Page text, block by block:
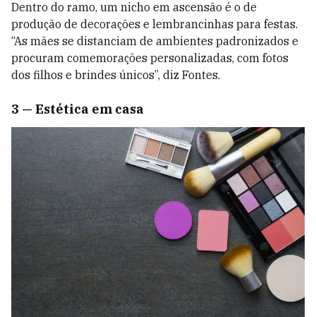
Dentro do ramo, um nicho em ascensão é o de
produção de decorações e lembrancinhas para festas.
“As mães se distanciam de ambientes padronizados e
procuram comemorações personalizadas, com fotos
dos filhos e brindes únicos”, diz Fontes.
3 — Estética em casa